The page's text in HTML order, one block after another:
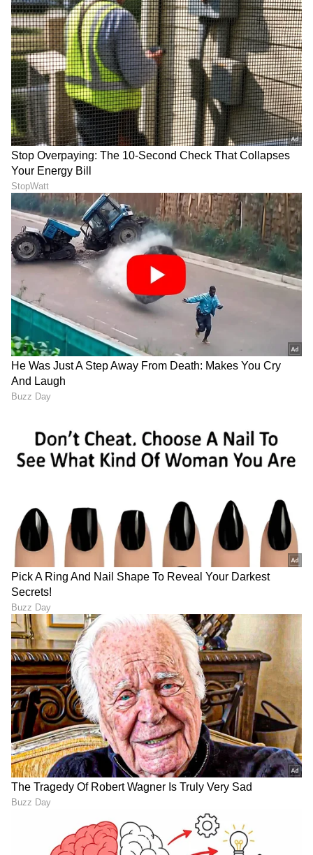
ಜಾತಕ ಜುಲೈ 23: ಸಿಂಹ ಮತ್ತು
ಮಕರ ರಾಶಿಯ ಜನರ
ವೃತ್ತಿಜೀವನದಲ್ಲಿ ದೊಡ್ಡ ಸಾಧನೆ,
ಅದೃಷ್ಟ
ದೇವಸ್ಥಾನಗಳಲ್ಲಿ ಗಡಿಯಾರ
ಯಾಕಿರಲ್ಲ?… ನಿಮಗೆ ಕಾರಣ
ಏನಾದ್ರು ಗೊತ್ತಾ
LATEST VIDEOS
"ರಾಜಕೀಯ ಬೇಡ, ಸಿನಿಮಾನೇ ಪ್ರಾಣ":
ಕನಕೋತ್ಸವದಲ್ಲಿ ರಿಷಬ್ ಶೆಟ್ಟಿ | Rishab
Shetty speech | Suvarna News
ಶೇ.50 ರಿಂದ ಶೇ.18 ಕ್ಕೆ TAX ಇಳಿಕೆ: ಮೋದಿ-
ಟ್ರಂಪ್ ಐತಿಹಾಸಿಕ ಒಪ್ಪಂದ | India US
Trade Deal | Party Rounds